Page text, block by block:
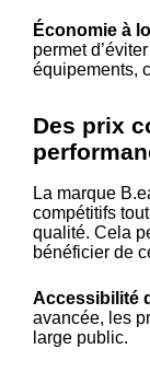
Économie à
permet
équipements,
Des prix
La marque
compétitifs
qualité. Cela
bénéficier de
Accessibilité
avancée, les
large public.